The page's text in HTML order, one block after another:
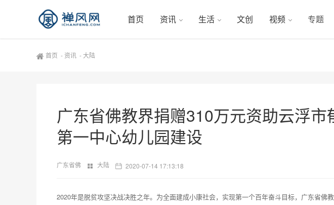
首页 资讯 生活 文创 视频 专题
首页 - 资讯 -大陆
广东省佛教界捐赠310万元资助云浮市
第一中心幼儿园建设
广东省佛 大陆 2020-07-14 17:13:18
2020年是脱贫攻坚决战决胜之年。为全面建成小康社会，实现第一个百年奋斗目标，广东省佛